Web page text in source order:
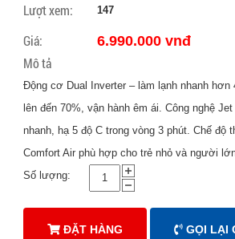
Lượt xem:
147
Giá: 6.990.000 vnđ
Mô tả
Động cơ Dual Inverter – làm lạnh nhanh hơn
lên đến 70%, vận hành êm ái. Công nghệ
nhanh, hạ 5 độ C trong vòng 3 phút. Chế độ
Comfort Air phù hợp cho trẻ nhỏ và người
Số lượng:
ĐẶT HÀNG GỌI LẠI